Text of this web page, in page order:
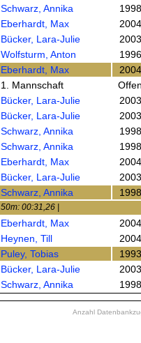
Schwarz, Annika
1998
Eberhardt, Max
2004
Bücker, Lara-Julie
2003
Wolfsturm, Anton
1996
Eberhardt, Max
2004
1. Mannschaft
Bücker, Lara-Julie
2003
Bücker, Lara-Julie
2003
Schwarz, Annika
1998
Schwarz, Annika
1998
Eberhardt, Max
2004
Bücker, Lara-Julie
2003
Schwarz, Annika 1998
50m: 00:31,26 |
Eberhardt, Max
2004
Heynen, Till
2004
Puley, Tobias
1993
Bücker, Lara-Julie
2003
Schwarz, Annika 1998
Anzahl